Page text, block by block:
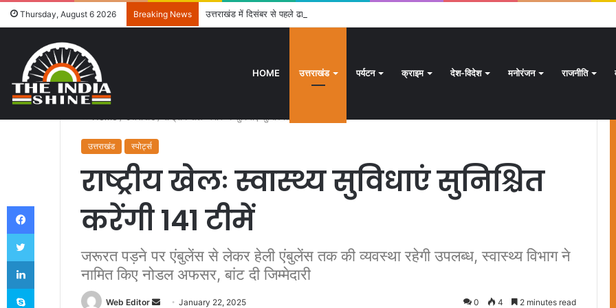
Thursday, August 6 2026 Breaking News उत्तराखंड में दिसंबर से पहले ढाई हजार से अधिक पदों के लिए भरे जाएंगे फार्म
HOME उत्तराखंड पर्यटन क्राइम देश-विदेश मनोरंजन राजनीति
उत्तराखंड स्पोर्ट्स
राष्ट्रीय खेलः स्वास्थ्य सुविधाएं सुनिश्चित
करेंगी 141 टीमें
जरूरत पड़ने पर एंबुलेंस से लेकर हेली एंबुलेंस तक की व्यवस्था रहेगी उपलब्ध, स्वास्थ्य विभाग ने
नामित किए नोडल अफसर, बांट दी जिम्मेदारी
Web Editor January 22, 2025 0 4 2 minutes read